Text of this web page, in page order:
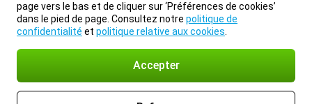
page vers le bas et de cliquer sur ‘Préférences de cookies’
dans le pied de page. Consultez notre politique de
confidentialité et politique relative aux cookies
Accepter